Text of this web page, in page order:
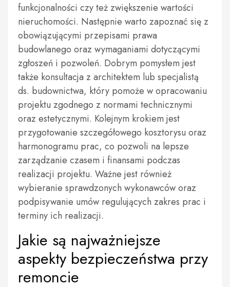
funkcjonalności czy też zwiększenie wartości
nieruchomości. Następnie warto zapoznać się z
obowiązującymi przepisami prawa
budowlanego oraz wymaganiami dotyczącymi
zgłoszeń i pozwoleń. Dobrym pomysłem jest
także konsultacja z architektem lub specjalistą
ds. budownictwa, który pomoże w opracowaniu
projektu zgodnego z normami technicznymi
oraz estetycznymi. Kolejnym krokiem jest
przygotowanie szczegółowego kosztorysu oraz
harmonogramu prac, co pozwoli na lepsze
zarządzanie czasem i finansami podczas
realizacji projektu. Ważne jest również
wybieranie sprawdzonych wykonawców oraz
podpisywanie umów regulujących zakres prac i
terminy ich realizacji.
Jakie są najważniejsze
aspekty bezpieczeństwa przy
remoncie